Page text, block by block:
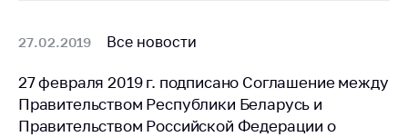
Регулирование и
Защита прав
потребителей
27.02.2019 Все новости
27 февраля 2019 г. подписано Соглашение между
Правительством Республики Беларусь и
Правительством Российской Федерации о